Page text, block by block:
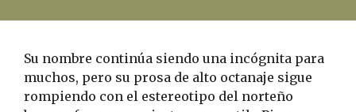
Su nombre continúa siendo una incógnita para
muchos, pero su prosa de alto octanaje sigue
rompiendo con el estereotipo del norteño